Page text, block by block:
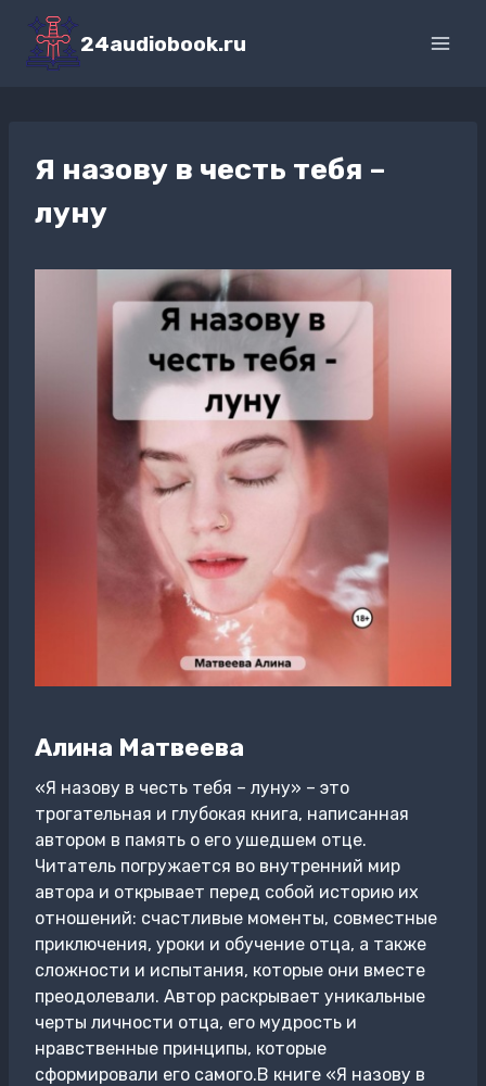
Перейти
содержимому
24audiobook.ru
Я назову в честь тебя –
луну
Алина Матвеева
«Я назову в честь тебя – луну» – это
трогательная и глубокая книга, написанная
автором в память о его ушедшем отце.
Читатель погружается во внутренний мир
автора и открывает перед собой историю их
отношений: счастливые моменты, совместные
приключения, уроки и обучение отца, а также
сложности и испытания, которые они вместе
преодолевали. Автор раскрывает уникальные
черты личности отца, его мудрость и
нравственные принципы, которые
сформировали его самого.В книге «Я назову в